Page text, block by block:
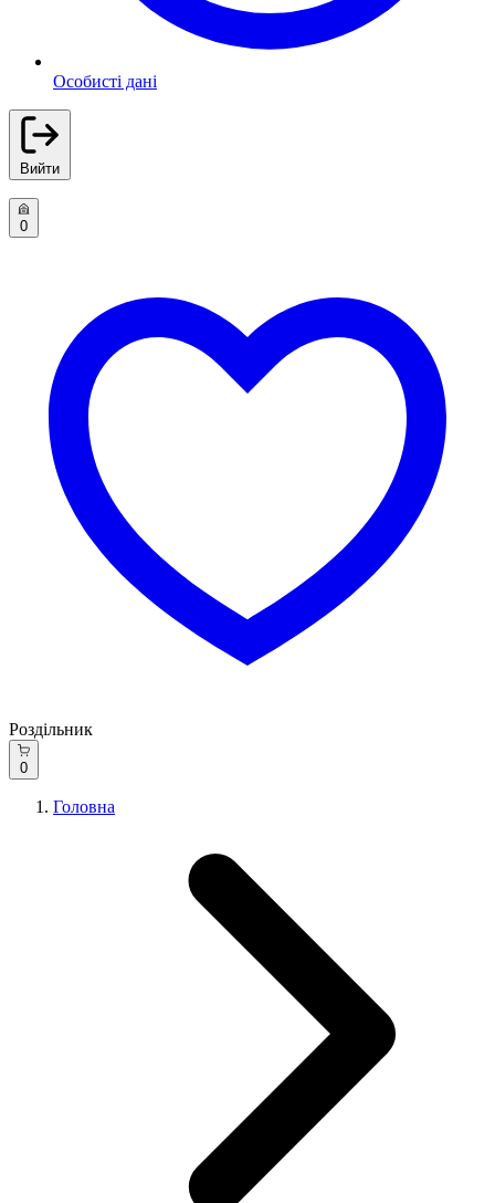
Особисті дані
Вийти
0
Роздільник
0
Головна